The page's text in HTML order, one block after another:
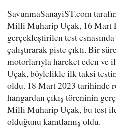
SavunmaSanayiST.com
Milli Muharip Uçak, 16 Mart
gerçekleştirilen test
çalıştırarak piste çıktı. Bir
motorlarıyla hareket eden
Uçak, böylelikle ilk taksi
oldu. 18 Mart 2023 tarihinde
hangardan çıkış töreninin
Milli Muharip Uçak, bu test
olduğunu kanıtlamış oldu.